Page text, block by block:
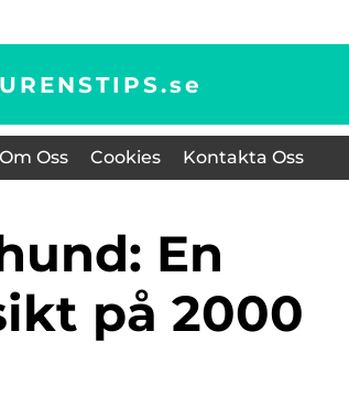
se
Om Oss Cookies Kontakta Oss
på 2000